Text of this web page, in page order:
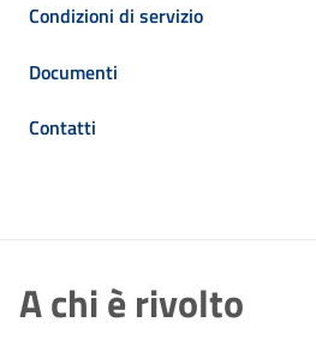
Condizioni di servizio
Documenti
Contatti
A chi è rivolto